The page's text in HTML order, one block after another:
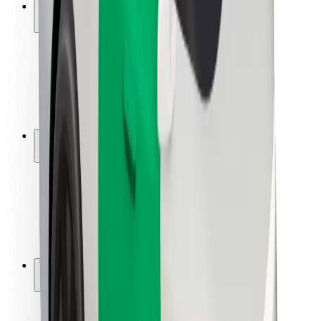
Ασφάλεια
Ασφάλεια επιβάτη
Ασφάλεια οδηγών
Ασφάλεια σκούτερ
Εργαστήριο ασφάλειας
Τοποθεσίες
Λύσεις για την πόλη
Αεροδρόμια
Bolt Αποβάθρες Φόρτισης
Υποστήριξη
Για επιβάτες